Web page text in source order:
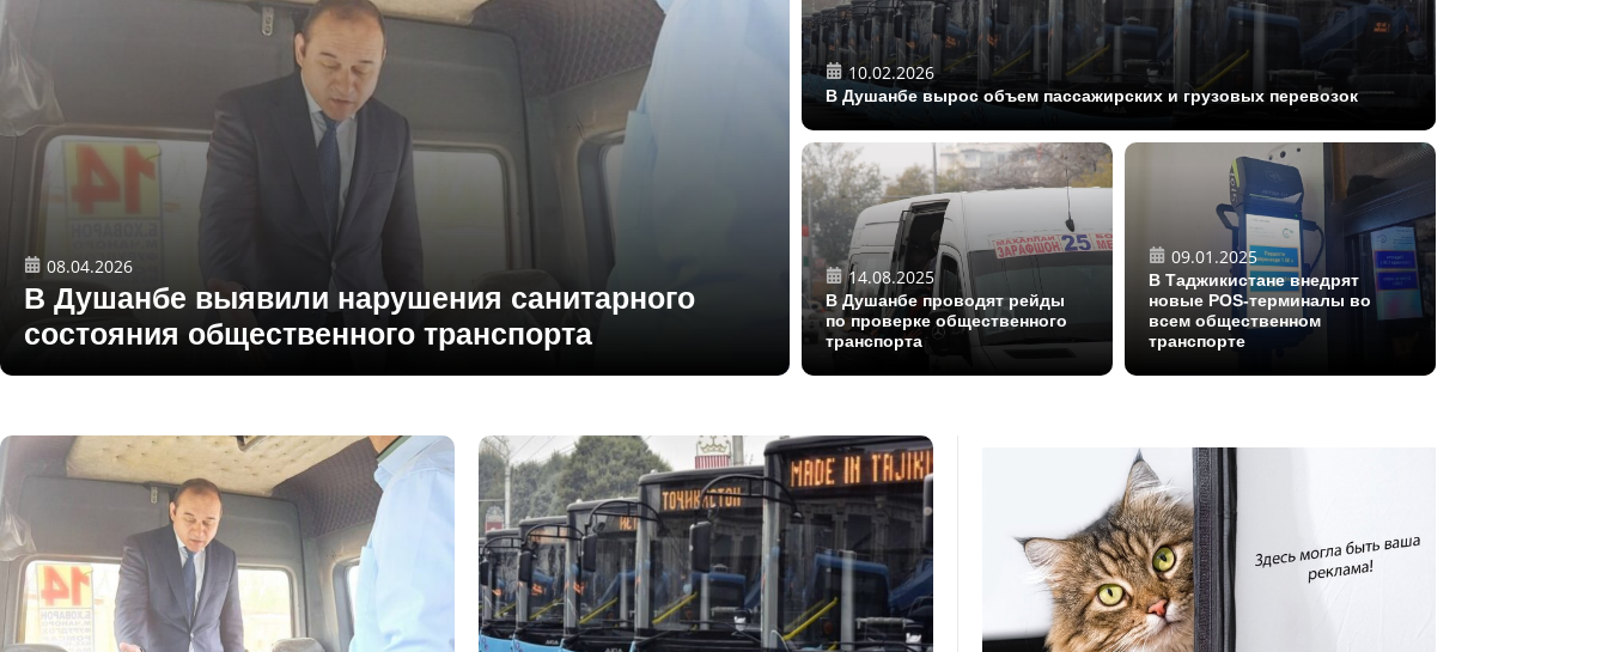
08.04.2026
В Душанбе выявили нарушения санитарного
состояния общественного транспорта
10.02.2026
В Душанбе вырос объем пассажирских и грузовых перевозок
14.08.2025
В Душанбе проводят рейды
по проверке общественного
транспорта
09.01.2025
В Таджикистане внедрят
новые POS-терминалы во
всем общественном
транспорте